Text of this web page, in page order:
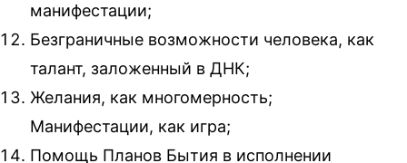
манифестации;
Безграничные возможности человека, как
талант, заложенный в ДНК;
Желания, как многомерность;
Манифестации, как игра;
Помощь Планов Бытия в исполнении